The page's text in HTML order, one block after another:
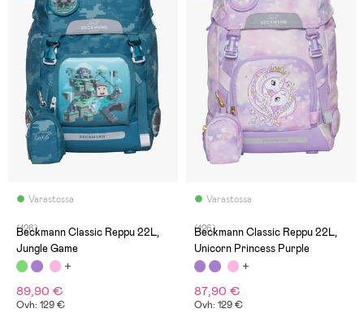
Varastossa
(126)
Beckmann Classic Reppu 22L,
Jungle Game
89,90 €
Ovh: 129 €
Varastossa
(126)
Beckmann Classic Reppu 22L,
Unicorn Princess Purple
87,90 €
Ovh: 129 €